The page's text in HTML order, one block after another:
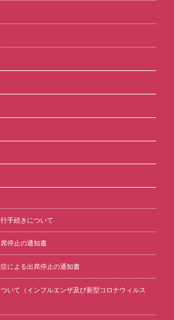
手続きについて
停止の通知書
による出席停止の通知書
いて（インフルエンザ及び新型コロナウィルス